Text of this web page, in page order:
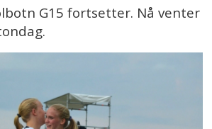
G15 fortsetter. Nå venter